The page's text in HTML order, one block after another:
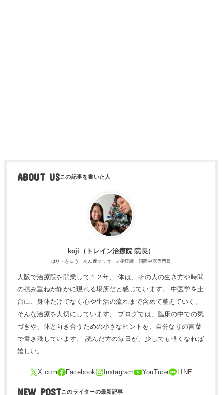
ABOUT US
koji（トレ​イン治療院 院長）
はり・きゅう・あん摩マッサージ指圧師｜国際中医専門員
大阪で治療院を開業して１２年。 体は、その人の生き方や時間
の積み重ねが静かに現れる場所だと感じています。 中医学を土
台に、身体だけでなく心や生活の流れまで含めて整えていく。
そんな治療を大切にしています。 ブログでは、臨床の中での気
づきや、体と向き合うための小さなヒントを、自分なりの言葉
で書き残しています。 読んだ方の毎日が、少しでも軽くなれば
嬉しい。
NEW POST